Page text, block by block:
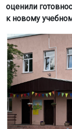
оценили
к новому